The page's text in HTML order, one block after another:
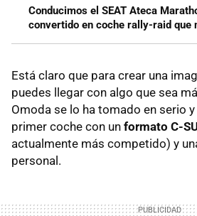
Conducimos el SEAT Ateca
convertido en coche rally-raid que
Está claro que para crear una
puedes llegar con algo que sea
Omoda se lo ha tomado en serio
primer coche con un formato C-
actualmente más competido) y
personal.